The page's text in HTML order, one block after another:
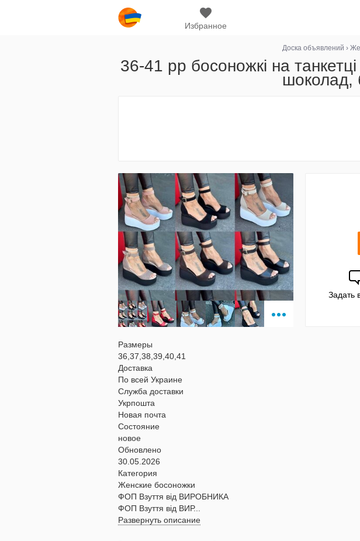
Избранное
Доска объявлений ›
36-41 рр босоножкі на
шоколад,
Задать
Размеры
36,37,38,39,40,41
Доставка
По всей Украине
Служба доставки
Укрпошта
Новая почта
Состояние
новое
Обновлено
30.05.2026
Категория
Женские босоножки
ФОП Взуття від ВИРОБНИКА
ФОП Взуття від ВИР...
Развернуть описание